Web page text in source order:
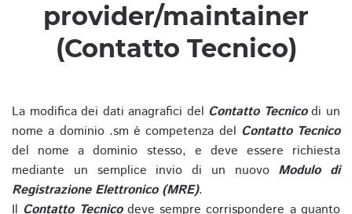
provider/maintainer
(Contatto Tecnico)
La modifica dei dati anagrafici del Contatto Tecnicodi un
nome a dominio .sm è competenza del Contatto Tecnico
del nome a dominio stesso, e deve essere richiesta
mediante un semplice invio di un nuovo Modulo di
Registrazione Elettronico (MRE).
Il Contatto Tecnicodeve sempre corrispondere a quanto